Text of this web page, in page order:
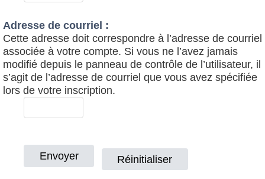
Adresse de courriel :
Cette adresse doit correspondre à l’adresse de courriel
associée à votre compte. Si vous ne l’avez jamais
modifié depuis le panneau de contrôle de l’utilisateur, il
s’agit de l’adresse de courriel que vous avez spécifiée
lors de votre inscription.